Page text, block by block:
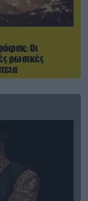
Οι
ρωσικές